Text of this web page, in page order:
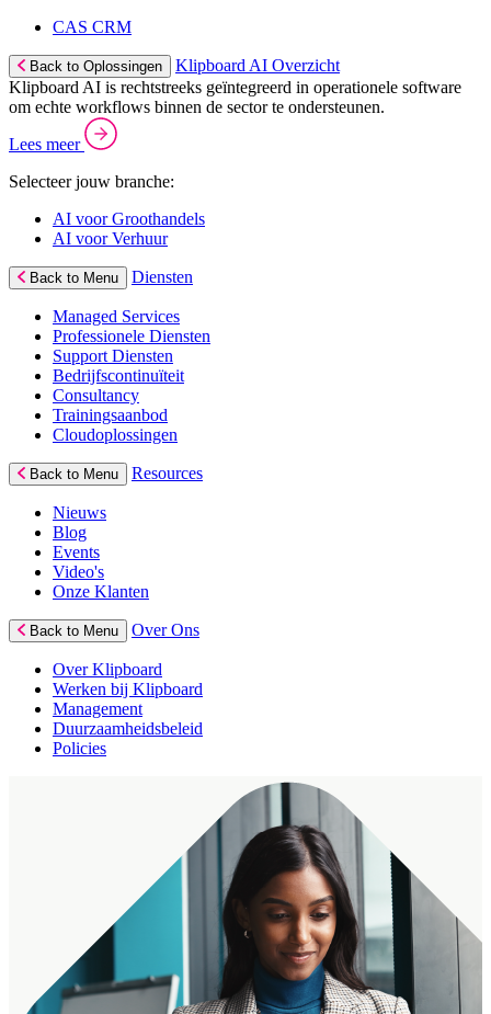
CAS CRM
Back to Oplossingen
Klipboard AI Overzicht
Klipboard AI is rechtstreeks geïntegreerd in operationele software
om echte workflows binnen de sector te ondersteunen.
Lees meer
Selecteer jouw branche:
AI voor Groothandels
AI voor Verhuur
Back to Menu Diensten
Managed Services
Professionele Diensten
Support Diensten
Bedrijfscontinuïteit
Consultancy
Trainingsaanbod
Cloudoplossingen
Back to Menu Resources
Nieuws
Blog
Events
Video's
Onze Klanten
Back to Menu Over Ons
Over Klipboard
Werken bij Klipboard
Management
Duurzaamheidsbeleid
Policies